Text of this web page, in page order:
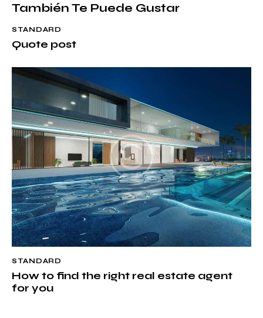
También Te Puede Gustar
STANDARD
Quote post
STANDARD
How to find the right real estate agent
for you